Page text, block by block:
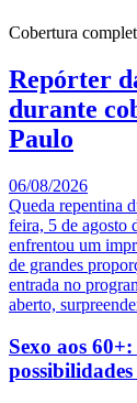
Cobertura
Repórter
durante
Paulo
06/08/2026
Queda repentina
feira, 5 de agosto
enfrentou um
de grandes
entrada no
aberto,
Sexo aos